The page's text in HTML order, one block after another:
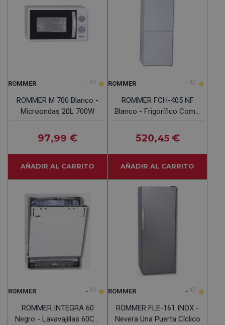
ROMMER - (0)
ROMMER M 700 Blanco -
Microondas 20L 700W
97,99 €
AÑADIR AL CARRITO
ROMMER - (0)
ROMMER FCH-405 NF
Blanco - Frigorífico Combi
No Frost
520,45 €
AÑADIR AL CARRITO
ROMMER - (0)
ROMMER INTEGRA 60
Negro - Lavavajillas 60CM
ROMMER - (0)
ROMMER FLE-161 INOX -
Nevera Una Puerta Cíclico